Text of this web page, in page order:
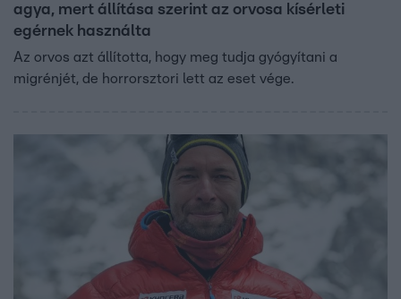
agya, mert állítása szerint az orvosa kísérleti
egérnek használta
Az orvos azt állította, hogy meg tudja gyógyítani a
migrénjét, de horrorsztori lett az eset vége.